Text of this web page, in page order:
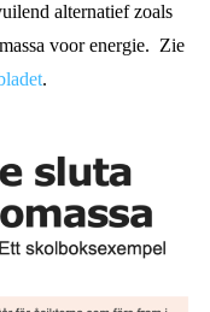
alternatief zoals
voor energie. Zie
.